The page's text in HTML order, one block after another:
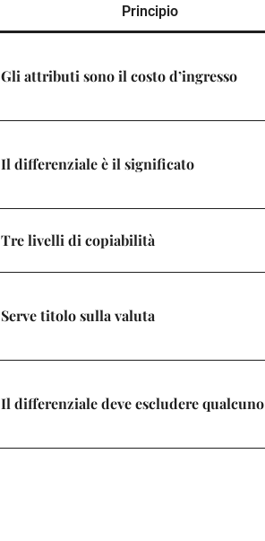
Principio
Gli attributi sono il costo d’ingresso
Il differenziale è il significato
Tre livelli di copiabilità
Serve titolo sulla valuta
Il differenziale deve escludere qualcuno